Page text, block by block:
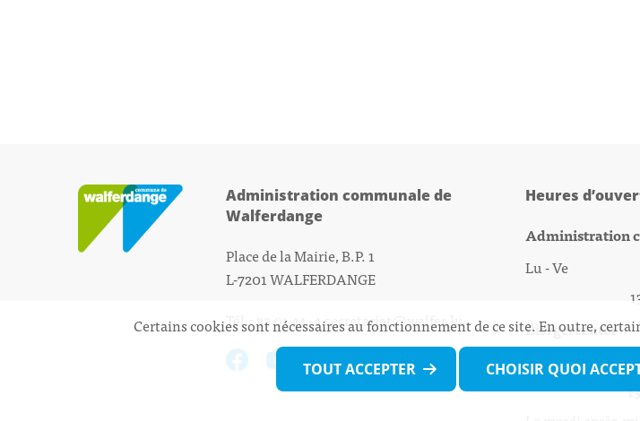
Administration communale de
Walferdange
Place de la Mairie, B.P. 1
L-7201 WALFERDANGE
Tél.: 33 01 44 - 1secretariat@walfer.lu
Heures
Administration
Lu - Ve
13h30 -
Biergercenter
Lu - Ve
13h30 -
Certains cookies sont nécessaires au fonctionnement de ce site. En outre,
TOUT ACCEPTER CHOISIR QUOI